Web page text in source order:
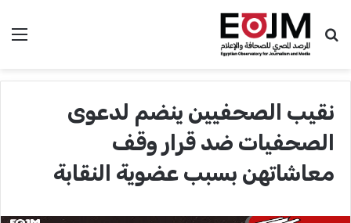
بحث عن
نقيب الصحفيين ينضم لدعوى
الصحفيات ضد قرار وقف
معاشاتهن بسبب عضوية النقابة